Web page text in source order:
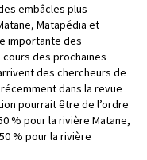
embâcles plus
Matapédia et
importante des
des prochaines
des chercheurs de
dans la revue
pourrait être de l’ordre
% pour la rivière Matane,
% pour la rivière